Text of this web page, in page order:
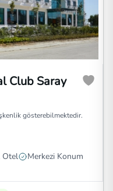
Club Saray
gösterebilmektedir.
Otel
Merkezi Konum